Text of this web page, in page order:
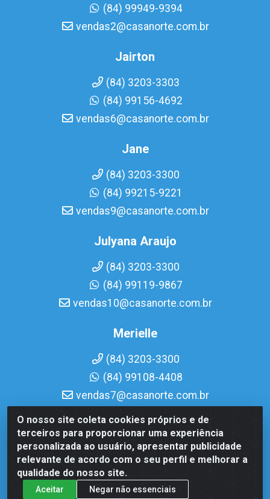
O nosso site coleta cookies próprios e de
terceiros para proporcionar uma experiência
personalizada ao usuário, apresentar publicidade
relevante de acordo com o seu perfil e melhorar a
qualidade do nosso site.
Aceitar Negar não essenciais
(84) 99949-9394
vendas2@casanorte.com.br
Jairton
(84) 3203-3303
(84) 99156-4692
vendas6@casanorte.com.br
Jane
(84) 3203-3300
(84) 99215-9221
vendas9@casanorte.com.br
Julyana Araujo
(84) 3203-3300
(84) 99119-9867
vendas10@casanorte.com.br
Merielle
(84) 3203-3300
(84) 99108-4408
vendas7@casanorte.com.br
Casa Norte LTDA - Av. Interventor Mário Câmara, 1815 - Dix-
Sept Rosado, Natal/RN - CEP 59054-600 - CNPJ
08.713.513/0001-51